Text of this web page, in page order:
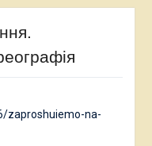
zaproshuiemo-na-